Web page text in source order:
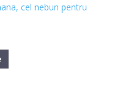
cel nebun pentru